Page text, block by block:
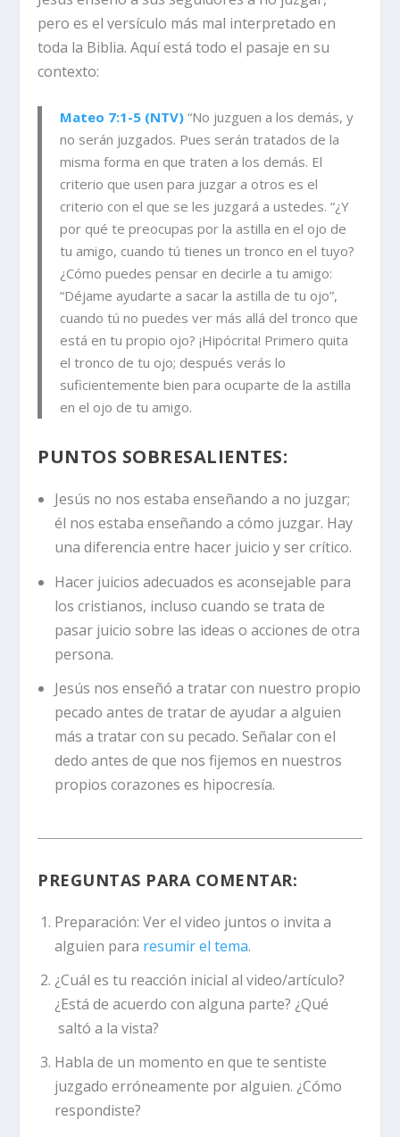
pero es el versículo más mal interpretado en
toda la Biblia. Aquí está todo el pasaje en su
contexto:
Mateo 7:1-5 (NTV) “No juzguen a los demás, y
no serán juzgados. Pues serán tratados de la
misma forma en que traten a los demás. El
criterio que usen para juzgar a otros es el
criterio con el que se les juzgará a ustedes. “¿Y
por qué te preocupas por la astilla en el ojo de
tu amigo, cuando tú tienes un tronco en el tuyo?
¿Cómo puedes pensar en decirle a tu amigo:
“Déjame ayudarte a sacar la astilla de tu ojo”,
cuando tú no puedes ver más allá del tronco que
está en tu propio ojo? ¡Hipócrita! Primero quita
el tronco de tu ojo; después verás lo
suficientemente bien para ocuparte de la astilla
en el ojo de tu amigo.
PUNTOS SOBRESALIENTES:
Jesús no nos estaba enseñando a no juzgar;
él nos estaba enseñando a cómo juzgar. Hay
una diferencia entre hacer juicio y ser crítico.
Hacer juicios adecuados es aconsejable para
los cristianos, incluso cuando se trata de
pasar juicio sobre las ideas o acciones de otra
persona.
Jesús nos enseñó a tratar con nuestro propio
pecado antes de tratar de ayudar a alguien
más a tratar con su pecado. Señalar con el
dedo antes de que nos fijemos en nuestros
propios corazones es hipocresía.
PREGUNTAS PARA COMENTAR:
Preparación: Ver el video juntos o invita a
alguien para resumir el tema.
¿Cuál es tu reacción inicial al video/artículo?
¿Está de acuerdo con alguna parte? ¿Qué
saltó a la vista?
Habla de un momento en que te sentiste
juzgado erróneamente por alguien. ¿Cómo
respondiste?